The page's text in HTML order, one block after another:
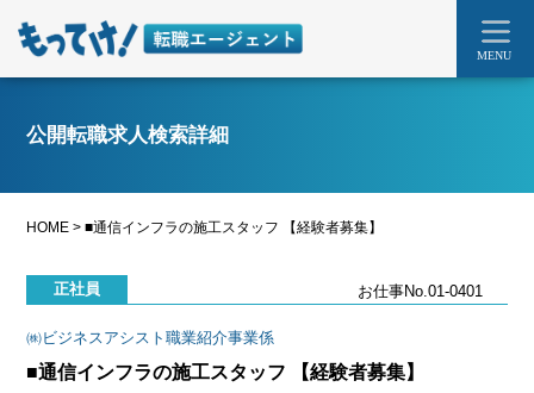
MENU
公開転職求人検索詳細
HOME >■通信インフラの施工スタッフ 【経験者募集】
正社員 お仕事No.01-0401
㈱ビジネスアシスト職業紹介事業係
■通信インフラの施工スタッフ 【経験者募集】